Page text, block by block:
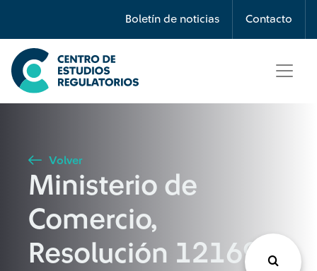
Boletín de noticias Contacto
Búsqueda
Seleccione país
Buscar
Volver
Ministerio de
Comercio,
Resolución 12169